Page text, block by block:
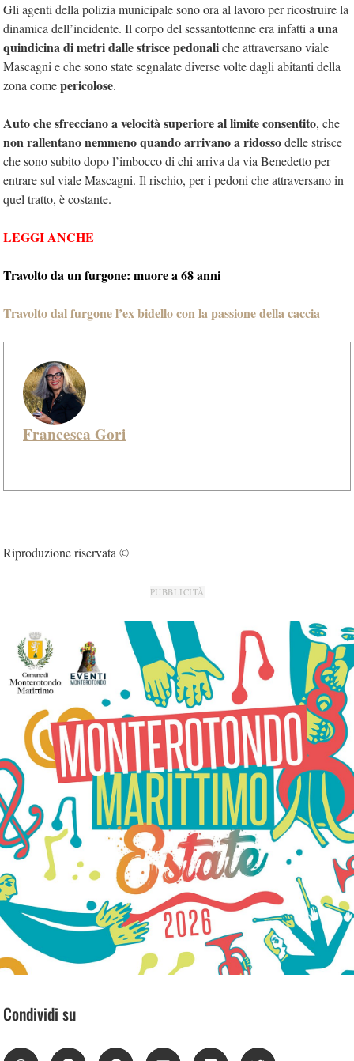
Gli agenti della polizia municipale sono ora al lavoro per ricostruire la
dinamica dell’incidente. Il corpo del sessantottenne era infatti auna
quindicina di metri dalle strisce pedonaliche attraversano viale
Mascagni e che sono state segnalate diverse volte dagli abitanti della
zona comepericolose.
Auto che sfrecciano a velocità superiore al limite consentito, che
non rallentano nemmeno quando arrivano a ridossodelle strisce
che sono subito dopo l’imbocco di chi arriva da via Benedetto per
entrare sul viale Mascagni. Il rischio, per i pedoni che attraversano in
quel tratto, è costante.
LEGGI ANCHE
Travolto da un furgone: muore a 68 anni
Travolto dal furgone l’ex bidello con la passione della caccia
Francesca Gori
Riproduzione riservata ©
PUBBLICITÀ
Condividi su